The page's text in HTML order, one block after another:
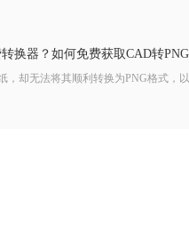
换器？如何免费获取CAD转
，却无法将其顺利转换为PNG格式